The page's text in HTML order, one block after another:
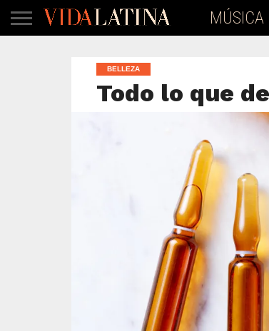
MÚSICA
BELLEZA
Todo lo que